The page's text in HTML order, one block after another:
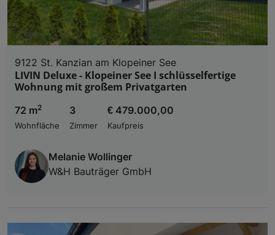
9122 St. Kanzian am Klopeiner See
LIVIN Deluxe - Klopeiner See I schlüsselfertige
Wohnung mit großem Privatgarten
72 m2
Wohnfläche
3
Zimmer
€ 479.000,00
Kaufpreis
Melanie Wollinger
W&H Bauträger GmbH